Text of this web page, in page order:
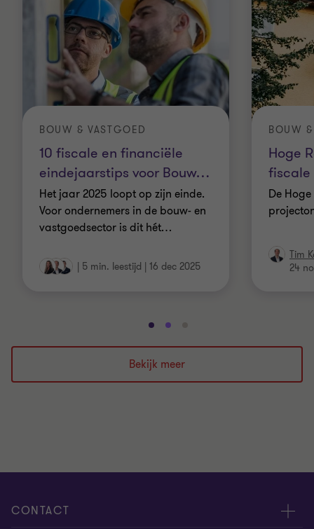
10 fiscale en financiële
eindejaarstips voor Bouw…
BOUW & VASTGOED
Het jaar 2025 loopt op zijn einde.
Voor ondernemers in de bouw- en
vastgoedsector is dit hét…
| 5 min. leestijd | 16 dec 2025
Hoge
fiscale
BOUW
De
Tim
24
Ga
naar
dia
1
Ga
naar
dia
2
naar
dia
3
Bekijk meer
CONTACT